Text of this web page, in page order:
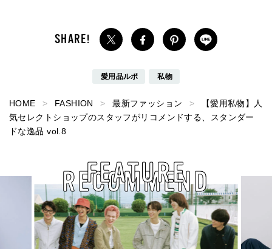
愛用品ルポ 私物
HOME FASHION 最新ファッション
【愛用私物】人
気セレクトショップのスタッフがリコメンドする、スタンダー
ドな逸品 vol.8
RECOMMEND
FEATURE